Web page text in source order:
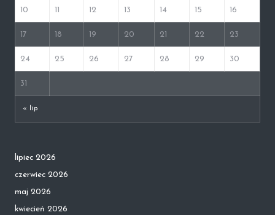
10 12 13 14 15 16
17 18 19 20 21 22 23
24 25 26 27 28 29 30
31
« lip
lipiec 2026
czerwiec 2026
maj 2026
kwiecień 2026